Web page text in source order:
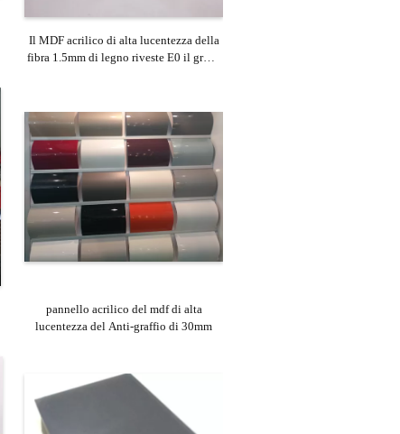
Il MDF acrilico di alta lucentezza della
fibra 1.5mm di legno riveste E0 il grado
pannello acrilico del mdf di alta
lucentezza del Anti-graffio di 30mm